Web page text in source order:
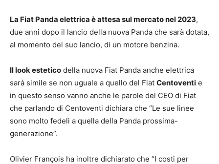
La Fiat Panda elettrica è attesa sul mercato nel 2023,
due anni dopo il lancio della nuova Panda che sarà dotata,
al momento del suo lancio, di un motore benzina.
Il look estetico della nuova Fiat Panda anche elettrica
sarà simile se non uguale a quello del Fiat Centoventi e
in questo senso vanno anche le parole del CEO di Fiat
che parlando di Centoventi dichiara che “Le sue linee
sono molto fedeli a quella della Panda prossima-
generazione”.
Olivier François ha inoltre dichiarato che “I costi per